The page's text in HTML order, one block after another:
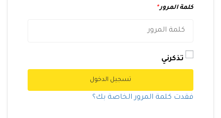
كلمة المرور*
تذكرني
تسجيل الدخول
فقدت كلمة المرور الخاصة بك؟